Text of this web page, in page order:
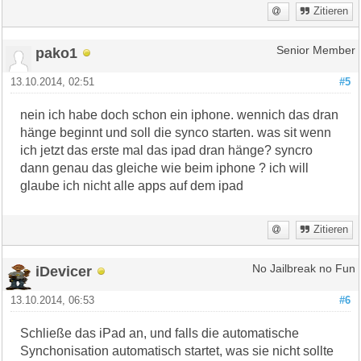
Zitieren
pako1 Senior Member
#5
13.10.2014, 02:51
nein ich habe doch schon ein iphone. wennich das dran
hänge beginnt und soll die synco starten. was sit wenn
ich jetzt das erste mal das ipad dran hänge? syncro
dann genau das gleiche wie beim iphone ? ich will
glaube ich nicht alle apps auf dem ipad
Zitieren
iDevicer No Jailbreak no Fun
#6
13.10.2014, 06:53
Schließe das iPad an, und falls die automatische
Synchonisation automatisch startet, was sie nicht sollte